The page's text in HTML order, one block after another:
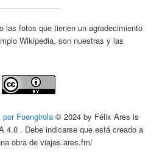
las fotos que tienen un agradecimiento
Wikipedia, son nuestras y las
Fuengirola © 2024 by Félix Ares is
4.0 . Debe indicarse que está creado a
obra de viajes.ares.fm/